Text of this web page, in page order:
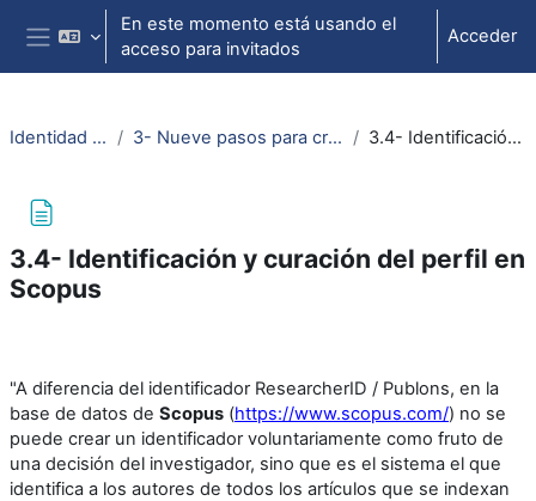
Salta al contenido principal
Panel lateral
En este momento está usando el
acceso para invitados
Acceder
Identidad Digital Investigador 3- Nueve pasos para crear tu identidad digital como investigador 3.4- Identificación y curación del perfil en Scopus
3.4- Identificación y curación del perfil en
Scopus
"A diferencia del identificador ResearcherID / Publons, en la
base de datos de Scopus (https://www.scopus.com/) no se
puede crear un identificador voluntariamente como fruto de
una decisión del investigador, sino que es el sistema el que
identifica a los autores de todos los artículos que se indexan